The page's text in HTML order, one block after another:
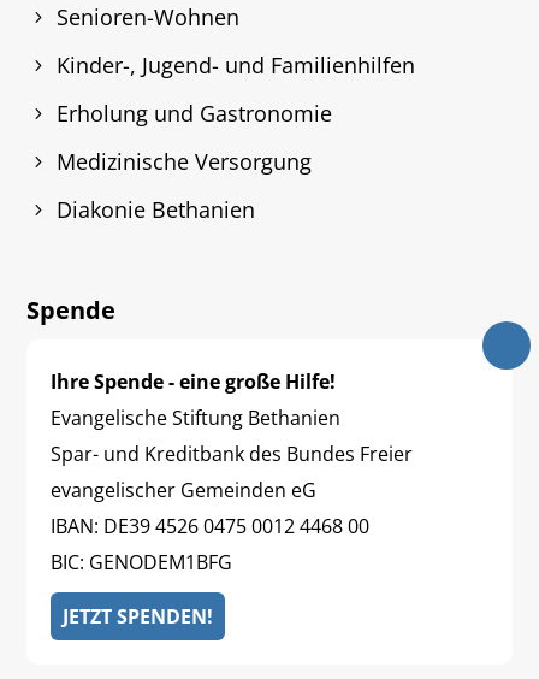
Senioren-Wohnen
Kinder-, Jugend- und Familienhilfen
Erholung und Gastronomie
Medizinische Versorgung
Diakonie Bethanien
Spende
Ihre Spende - eine große Hilfe!
Evangelische Stiftung Bethanien
Spar- und Kreditbank des Bundes Freier
evangelischer Gemeinden eG
IBAN: DE39 4526 0475 0012 4468 00
BIC: GENODEM1BFG
JETZT SPENDEN!